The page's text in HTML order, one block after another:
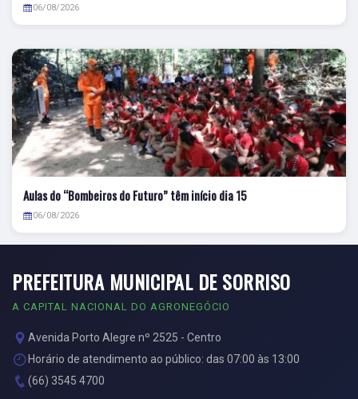
06/08/2026
Aulas do “Bombeiros do Futuro” têm início dia 15
06/08/2026
PREFEITURA MUNICIPAL DE SORRISO
A CAPITAL NACIONAL DO AGRONEGÓCIO
Avenida Porto Alegre nº 2525 - Centro
Horário de atendimento ao público: das 07:00 às 13:00
(66) 3545 4700